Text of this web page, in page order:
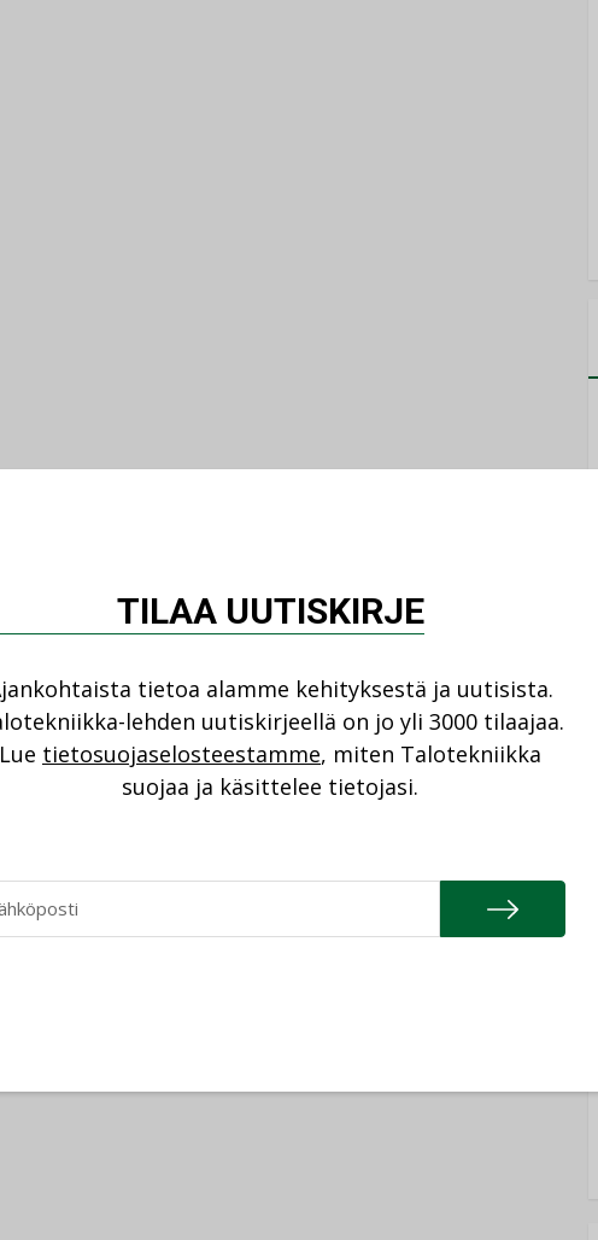
TILAA UUTISKIRJE
tietoa alamme kehityksestä ja uutisista.
lehden uutiskirjeellä on jo yli 3000 tilaajaa.
Lue tietosuojaselosteestamme, miten Talotekniikka
suojaa ja käsittelee tietojasi.